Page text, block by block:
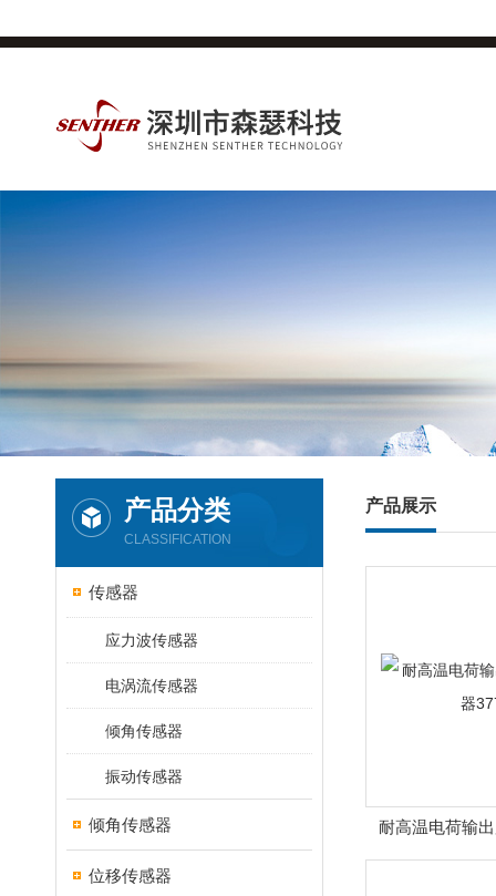
产品分类
CLASSIFICATION
传感器
应力波传感器
电涡流传感器
倾角传感器
振动传感器
倾角传感器
位移传感器
产品展示
耐高温电荷输
377P耐高温电荷